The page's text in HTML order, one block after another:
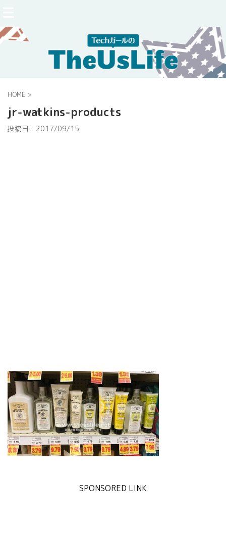
HOME >
jr-watkins-products
投稿日： 2017/09/15
SPONSORED LINK